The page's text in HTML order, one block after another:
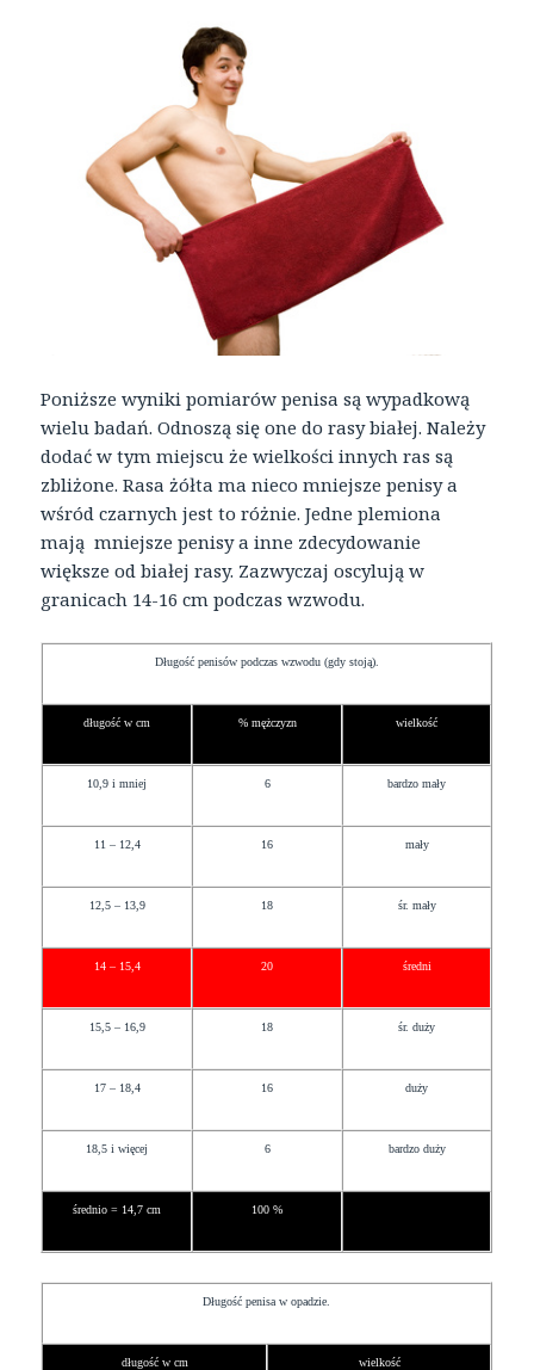
Poniższe wyniki pomiarów penisa są wypadkową
wielu badań. Odnoszą się one do rasy białej. Należy
dodać w tym miejscu że wielkości innych ras są
zbliżone. Rasa żółta ma nieco mniejsze penisy a
wśród czarnych jest to różnie. Jedne plemiona
mają mniejsze penisy a inne zdecydowanie
większe od białej rasy. Zazwyczaj oscylują w
granicach 14-16 cm podczas wzwodu.
Długość penisów podczas wzwodu (gdy stoją).
długość w cm % mężczyzn wielkość
10,9 i mniej 6 bardzo mały
11 – 12,4 16 mały
12,5 – 13,9 18 śr. mały
14 – 15,4 20 średni
15,5 – 16,9 18 śr. duży
17 – 18,4 16 duży
18,5 i więcej 6 bardzo duży
średnio = 14,7 cm 100 %
Długość penisa w opadzie.
długość w cm wielkość